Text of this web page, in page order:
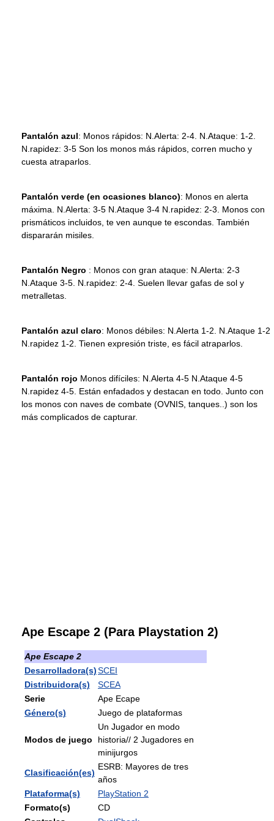
Pantalón azul: Monos rápidos: N.Alerta: 2-4. N.Ataque: 1-2.
N.rapidez: 3-5 Son los monos más rápidos, corren mucho y
cuesta atraparlos.
Pantalón verde (en ocasiones blanco): Monos en alerta
máxima. N.Alerta: 3-5 N.Ataque 3-4 N.rapidez: 2-3. Monos con
prismáticos incluidos, te ven aunque te escondas. También
dispararán misiles.
Pantalón Negro : Monos con gran ataque: N.Alerta: 2-3
N.Ataque 3-5. N.rapidez: 2-4. Suelen llevar gafas de sol y
metralletas.
Pantalón azul claro: Monos débiles: N.Alerta 1-2. N.Ataque 1-2
N.rapidez 1-2. Tienen expresión triste, es fácil atraparlos.
Pantalón rojo Monos difíciles: N.Alerta 4-5 N.Ataque 4-5
N.rapidez 4-5. Están enfadados y destacan en todo. Junto con
los monos con naves de combate (OVNIS, tanques..) son los
más complicados de capturar.
Ape Escape 2 (Para Playstation 2)
Ape Escape 2
Desarrolladora(s)SCEI
Distribuidora(s)
SCEA
Serie
Ape Ecape
Género(s)
Juego de plataformas
Modos de juego
Un Jugador en modo
historia// 2 Jugadores en
minijurgos
Clasificación(es)
ESRB: Mayores de tres
años
Plataforma(s)
PlayStation 2
Formato(s)
CD